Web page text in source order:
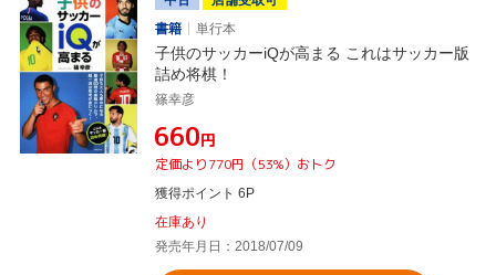
書籍
単行本
子供のサッカーiQが高まる これはサッカー版
詰め将棋！
篠幸彦
¥660円
定価より770円（53%）おトク
獲得ポイント 6P
在庫あり
発売年月日：2018/07/09